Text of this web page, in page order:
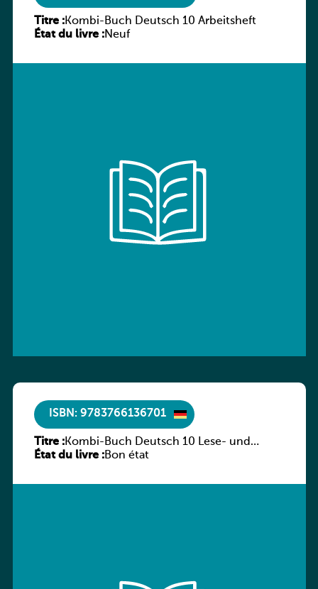
Titre :Kombi-Buch Deutsch 10 Arbeitsheft
État du livre :Neuf
ISBN: 9783766136701
Titre :Kombi-Buch Deutsch 10 Lese- und
Sprachbuch
État du livre :Bon état